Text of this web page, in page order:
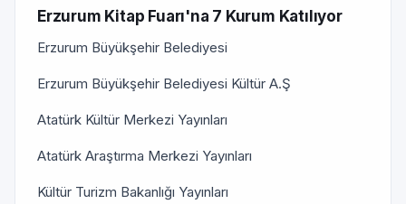
Erzurum Kitap Fuarı'na 7 Kurum Katılıyor
Erzurum Büyükşehir Belediyesi
Erzurum Büyükşehir Belediyesi Kültür A.Ş
Atatürk Kültür Merkezi Yayınları
Atatürk Araştırma Merkezi Yayınları
Kültür Turizm Bakanlığı Yayınları